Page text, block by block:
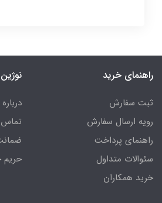
راهنمای خرید
ثبت سفارش
رویه ارسال سفارش
راهنمای پرداخت
سئوالات متداول
خرید همکاران
نوژین
تماس